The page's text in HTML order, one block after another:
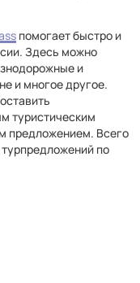
помогает быстро и
Здесь можно
и
и многое другое.
туристическим
предложением. Всего
по